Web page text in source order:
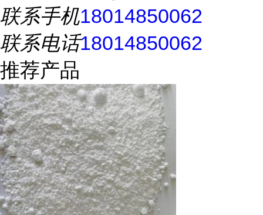
联系手机18014850062
联系电话18014850062
推荐产品